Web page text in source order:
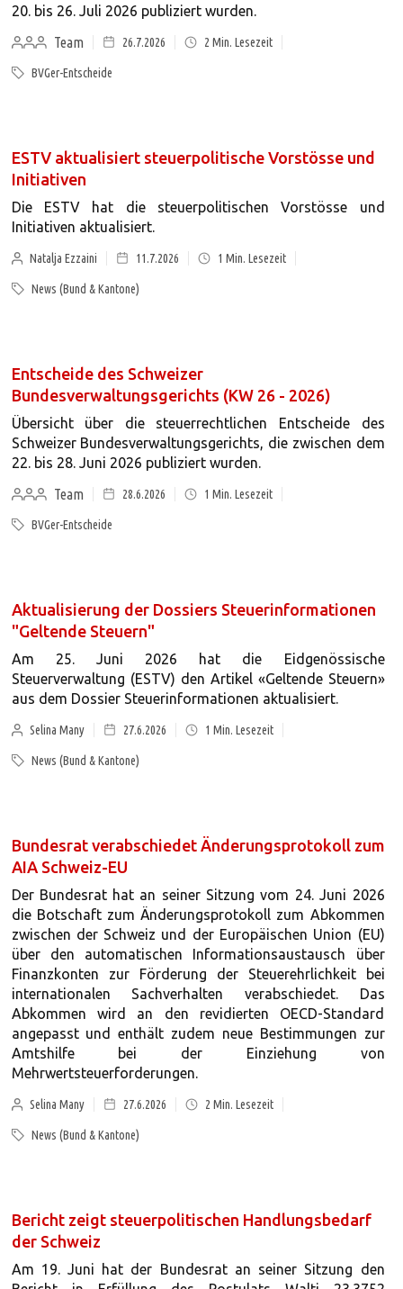
20. bis 26. Juli 2026 publiziert wurden.
Team
26.7.2026 2 Min. Lesezeit
BVGer-Entscheide
ESTV aktualisiert steuerpolitische Vorstösse und
Initiativen
Die ESTV hat die steuerpolitischen Vorstösse und
Initiativen aktualisiert.
Natalja Ezzaini 11.7.2026 1 Min. Lesezeit
News (Bund & Kantone)
Entscheide des Schweizer
Bundesverwaltungsgerichts (KW 26 - 2026)
Übersicht über die steuerrechtlichen Entscheide des
Schweizer Bundesverwaltungsgerichts, die zwischen dem
22. bis 28. Juni 2026 publiziert wurden.
Team
28.6.2026 1 Min. Lesezeit
BVGer-Entscheide
Aktualisierung der Dossiers Steuerinformationen
"Geltende Steuern"
Am 25. Juni 2026 hat die Eidgenössische
Steuerverwaltung (ESTV) den Artikel «Geltende Steuern»
aus dem Dossier Steuerinformationen aktualisiert.
Selina Many 27.6.2026 1 Min. Lesezeit
News (Bund & Kantone)
Bundesrat verabschiedet Änderungsprotokoll zum
AIA Schweiz-EU
Der Bundesrat hat an seiner Sitzung vom 24. Juni 2026
die Botschaft zum Änderungsprotokoll zum Abkommen
zwischen der Schweiz und der Europäischen Union (EU)
über den automatischen Informationsaustausch über
Finanzkonten zur Förderung der Steuerehrlichkeit bei
internationalen Sachverhalten verabschiedet. Das
Abkommen wird an den revidierten OECD-Standard
angepasst und enthält zudem neue Bestimmungen zur
Amtshilfe bei der Einziehung von
Mehrwertsteuerforderungen.
Selina Many 27.6.2026 2 Min. Lesezeit
News (Bund & Kantone)
Bericht zeigt steuerpolitischen Handlungsbedarf
der Schweiz
Am 19. Juni hat der Bundesrat an seiner Sitzung den